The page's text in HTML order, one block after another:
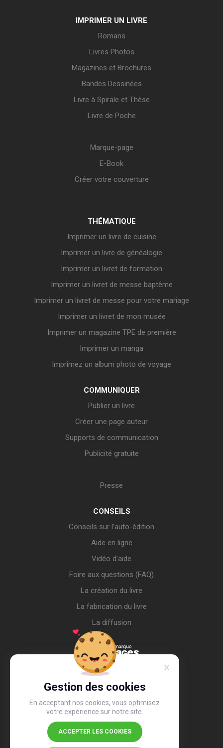
Gestion des cookies
En acceptant nos cookies, vous optimisez
votre expérience sur notre site.
ACCEPTER LES COOKIES
IMPRIMER UN LIVRE
Romans
Livres Photos
Magazines et Brochures
Bandes Dessinées
Livre à Spirale et Thèse
Livre de Poche
Marque-page
E-Book
Créer votre couverture
THÉMATIQUE
Imprimer un livre de cuisine
Imprimer un livre de généalogie
Imprimer un livret de formation
Imprimer un livret de messe baptême
Imprimer un livret de messe pour votre mariage
Imprimer un livret de mon musée
Imprimer un magazine TPE de première
Imprimer un manga
Imprimez un album photo de voyage
COMMUNIQUER
Publier un livre
Créer une page auteur
Supports de communication
Publicité gratuite
Presse
CONSEILS
Conseils sur l’auto-édition
Aide en ligne
Vidéo d’aide
Foire aux questions (FAQ)
La création du livre
La fabrication du livre
La diffusion
4,4